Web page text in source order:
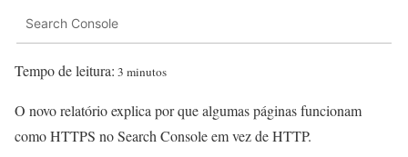
Search Console
Tempo de leitura: 3 minutos
O novo relatório explica por que algumas páginas funcionam
como HTTPS no Search Console em vez de HTTP.